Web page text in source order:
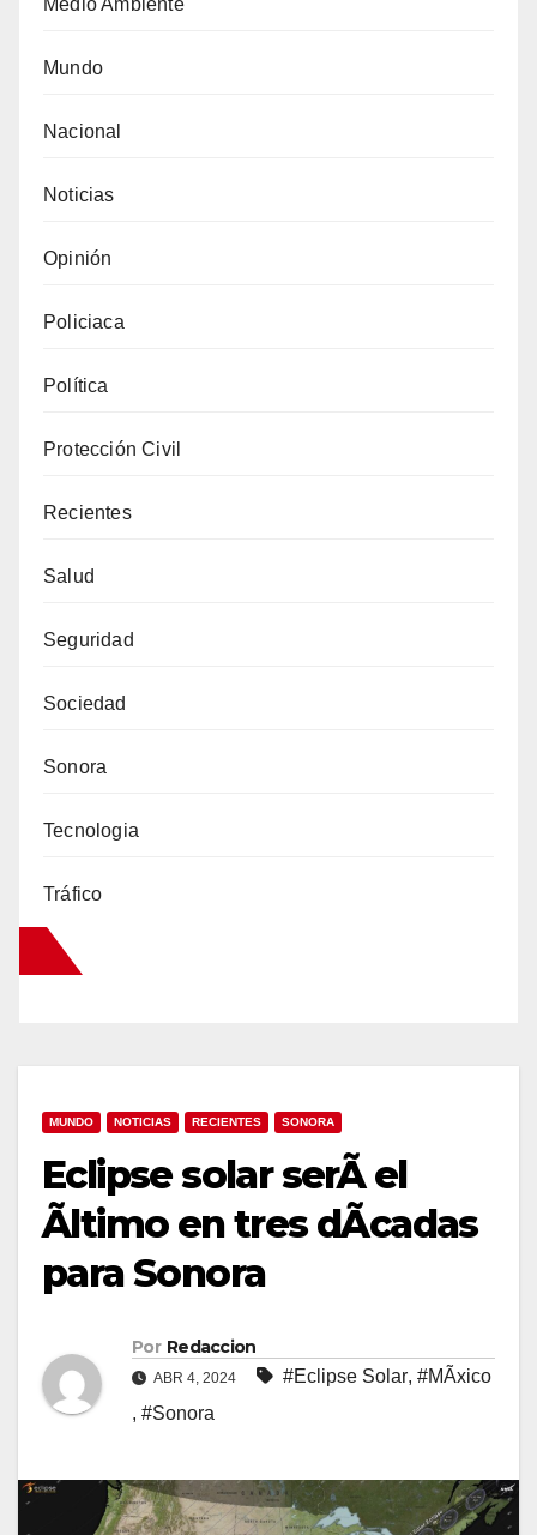
Mundo
Nacional
Noticias
Opinión
Policiaca
Política
Protección Civil
Recientes
Salud
Seguridad
Sociedad
Sonora
Tecnologia
Tráfico
MUNDO NOTICIAS RECIENTES SONORA
Eclipse solar serÃ el
Ãltimo en tres dÃcadas
para Sonora
Por Redaccion
ABR 4, 2024 #Eclipse Solar, #MÃxico
, #Sonora